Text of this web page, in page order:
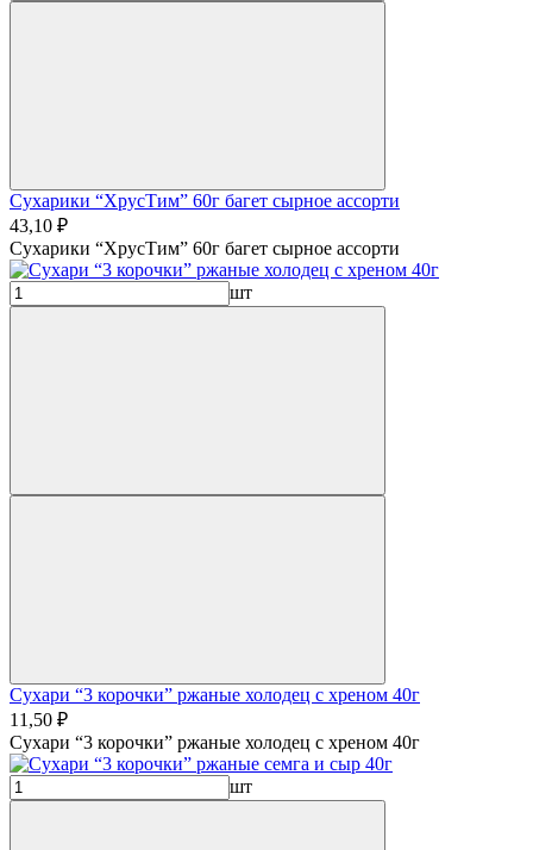
Сухарики “ХрусТим” 60г багет сырное ассорти
43,10 ₽
Сухарики “ХрусТим” 60г багет сырное ассорти
шт
Сухари “3 корочки” ржаные холодец с хреном 40г
11,50 ₽
Сухари “3 корочки” ржаные холодец с хреном 40г
шт